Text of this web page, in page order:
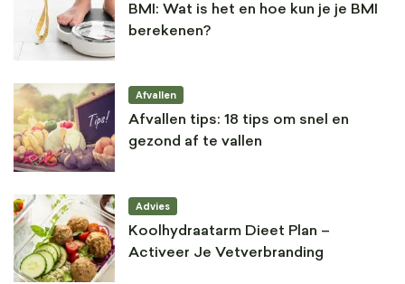
BMI: Wat is het en hoe kun je je BMI
berekenen?
Afvallen
Afvallen tips: 18 tips om snel en
gezond af te vallen
Advies
Koolhydraatarm Dieet Plan –
Activeer Je Vetverbranding